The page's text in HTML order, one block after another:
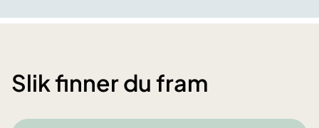
Slik finner du fram